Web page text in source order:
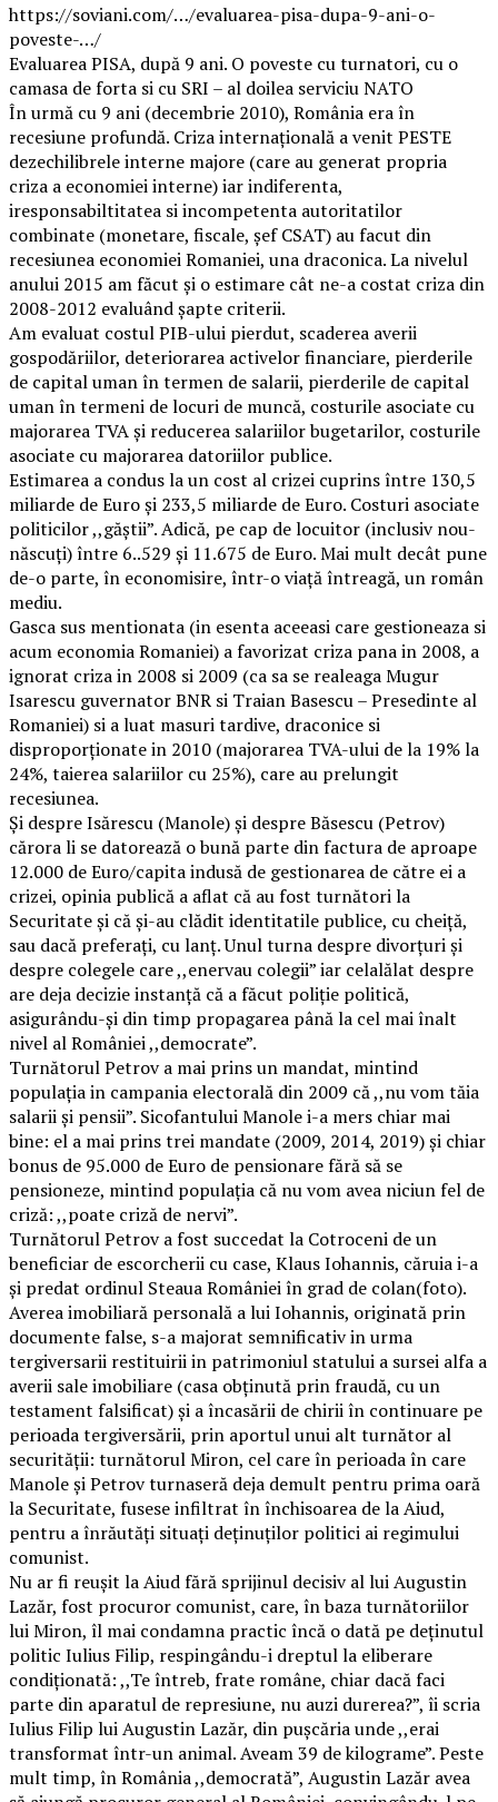
https://soviani.com/…/evaluarea-pisa-dupa-9-ani-o-
poveste-…/
Evaluarea PISA, după 9 ani. O poveste cu turnatori, cu o
camasa de forta si cu SRI – al doilea serviciu NATO
În urmă cu 9 ani (decembrie 2010), România era în
recesiune profundă. Criza internațională a venit PESTE
dezechilibrele interne majore (care au generat propria
criza a economiei interne) iar indiferenta,
iresponsabiltitatea si incompetenta autoritatilor
combinate (monetare, fiscale, șef CSAT) au facut din
recesiunea economiei Romaniei, una draconica. La nivelul
anului 2015 am făcut și o estimare cât ne-a costat criza din
2008-2012 evaluând șapte criterii.
Am evaluat costul PIB-ului pierdut, scaderea averii
gospodăriilor, deteriorarea activelor financiare, pierderile
de capital uman în termen de salarii, pierderile de capital
uman în termeni de locuri de muncă, costurile asociate cu
majorarea TVA și reducerea salariilor bugetarilor, costurile
asociate cu majorarea datoriilor publice.
Estimarea a condus la un cost al crizei cuprins între 130,5
miliarde de Euro și 233,5 miliarde de Euro. Costuri asociate
politicilor ,,găștii”. Adică, pe cap de locuitor (inclusiv nou-
născuți) între 6..529 și 11.675 de Euro. Mai mult decât pune
de-o parte, în economisire, într-o viață întreagă, un român
mediu.
Gasca sus mentionata (in esenta aceeasi care gestioneaza si
acum economia Romaniei) a favorizat criza pana in 2008, a
ignorat criza in 2008 si 2009 (ca sa se realeaga Mugur
Isarescu guvernator BNR si Traian Basescu – Presedinte al
Romaniei) si a luat masuri tardive, draconice si
disproporționate in 2010 (majorarea TVA-ului de la 19% la
24%, taierea salariilor cu 25%), care au prelungit
recesiunea.
Și despre Isărescu (Manole) și despre Băsescu (Petrov)
cărora li se datorează o bună parte din factura de aproape
12.000 de Euro/capita indusă de gestionarea de către ei a
crizei, opinia publică a aflat că au fost turnători la
Securitate și că și-au clădit identitatile publice, cu cheiță,
sau dacă preferați, cu lanț. Unul turna despre divorțuri și
despre colegele care ,,enervau colegii” iar celalălat despre
are deja decizie instanță că a făcut poliție politică,
asigurându-și din timp propagarea până la cel mai înalt
nivel al României ,,democrate”.
Turnătorul Petrov a mai prins un mandat, mintind
populația in campania electorală din 2009 că ,,nu vom tăia
salarii și pensii”. Sicofantului Manole i-a mers chiar mai
bine: el a mai prins trei mandate (2009, 2014, 2019) și chiar
bonus de 95.000 de Euro de pensionare fără să se
pensioneze, mintind populația că nu vom avea niciun fel de
criză: ,,poate criză de nervi”.
Turnătorul Petrov a fost succedat la Cotroceni de un
beneficiar de escorcherii cu case, Klaus Iohannis, căruia i-a
și predat ordinul Steaua României în grad de colan(foto).
Averea imobiliară personală a lui Iohannis, originată prin
documente false, s-a majorat semnificativ in urma
tergiversarii restituirii in patrimoniul statului a sursei alfa a
averii sale imobiliare (casa obținută prin fraudă, cu un
testament falsificat) și a încasării de chirii în continuare pe
perioada tergiversării, prin aportul unui alt turnător al
securității: turnătorul Miron, cel care în perioada în care
Manole și Petrov turnaseră deja demult pentru prima oară
la Securitate, fusese infiltrat în închisoarea de la Aiud,
pentru a înrăutăți situați deținuților politici ai regimului
comunist.
Nu ar fi reușit la Aiud fără sprijinul decisiv al lui Augustin
Lazăr, fost procuror comunist, care, în baza turnătoriilor
lui Miron, îl mai condamna practic încă o dată pe deținutul
politic Iulius Filip, respingându-i dreptul la eliberare
condiționată: ,,Te întreb, frate române, chiar dacă faci
parte din aparatul de represiune, nu auzi durerea?”, îi scria
Iulius Filip lui Augustin Lazăr, din pușcăria unde ,,erai
transformat într-un animal. Aveam 39 de kilograme”. Peste
mult timp, în România ,,democrată”, Augustin Lazăr avea